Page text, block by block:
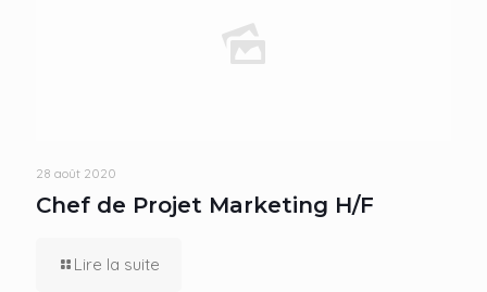
28 août 2020
Chef de Projet Marketing H/F
Lire la suite